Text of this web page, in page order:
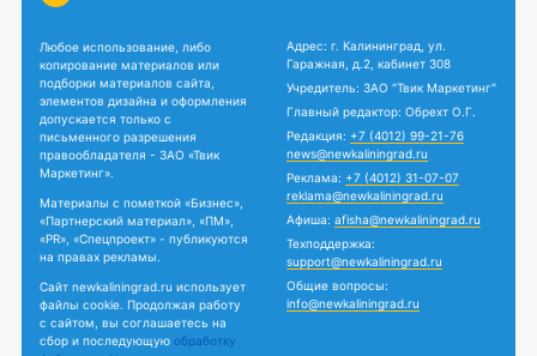
Любое использование, либо
копирование материалов или
подборки материалов сайта,
элементов дизайна и оформления
допускается только с
письменного разрешения
правообладателя - ЗАО «Твик
Маркетинг».
Материалы с пометкой «Бизнес»,
«Партнерский материал», «ПМ»,
«PR», «Спецпроект» - публикуются
на правах рекламы.
Сайт newkaliningrad.ru использует
файлы cookie. Продолжая работу
с сайтом, вы соглашаетесь на
сбор и последующую обработку
Адрес: г. Калининград, ул.
Гаражная, д.2, кабинет 308
Учредитель: ЗАО "Твик Маркетинг"
Главный редактор: Обрехт О.Г.
Редакция: +7 (4012) 99-21-76
news@newkaliningrad.ru
Реклама: +7 (4012) 31-07-07
reklama@newkaliningrad.ru
Афиша: afisha@newkaliningrad.ru
Техподдержка:
support@newkaliningrad.ru
Общие вопросы:
info@newkaliningrad.ru